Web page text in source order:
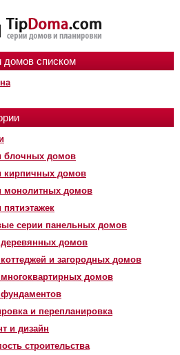
домов списком
блочных домов
кирпичных домов
монолитных домов
пятиэтажек
серии панельных домов
домов
и загородных домов
домов
и перепланировка
и дизайн
строительства